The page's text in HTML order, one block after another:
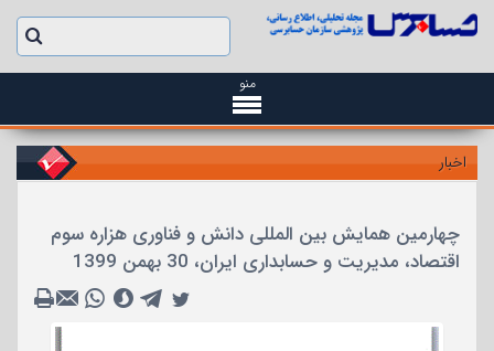
منو
اخبار
چهارمین همایش بین المللی دانش و فناوری هزاره سوم
اقتصاد، مدیریت و حسابداری ایران، 30 بهمن 1399